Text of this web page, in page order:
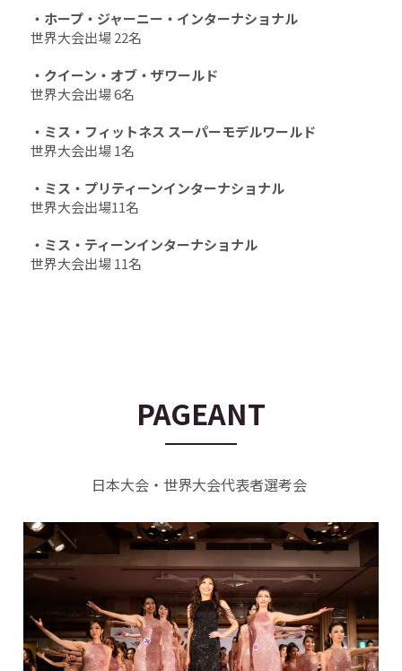
・ホープ・ジャーニー・インターナショナル
世界大会出場 22名
・クイーン・オブ・ザワールド
世界大会出場 6名
・ミス・フィットネス スーパーモデルワールド
世界大会出場 1名
・ミス・プリティーンインターナショナル
世界大会出場11名
・ミス・ティーンインターナショナル
世界大会出場 11名
PAGEANT
日本大会・世界大会代表者選考会